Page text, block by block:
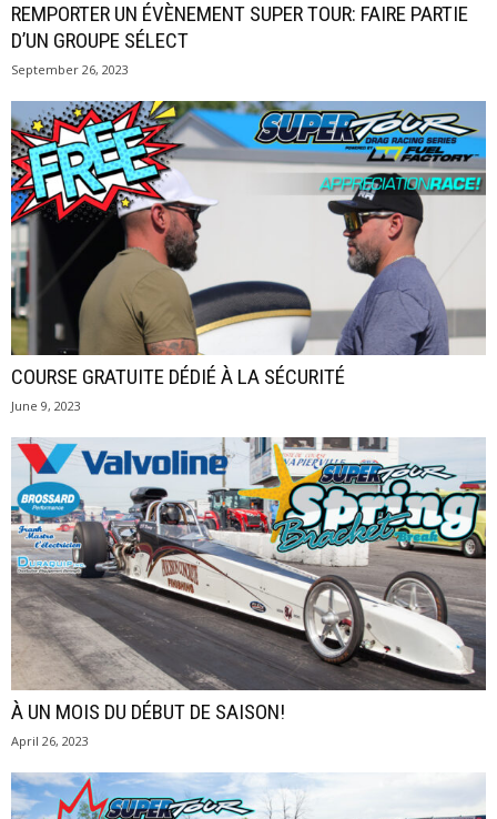
REMPORTER UN ÉVÈNEMENT SUPER TOUR: FAIRE PARTIE
D’UN GROUPE SÉLECT
September 26, 2023
COURSE GRATUITE DÉDIÉ À LA SÉCURITÉ
June 9, 2023
À UN MOIS DU DÉBUT DE SAISON!
April 26, 2023